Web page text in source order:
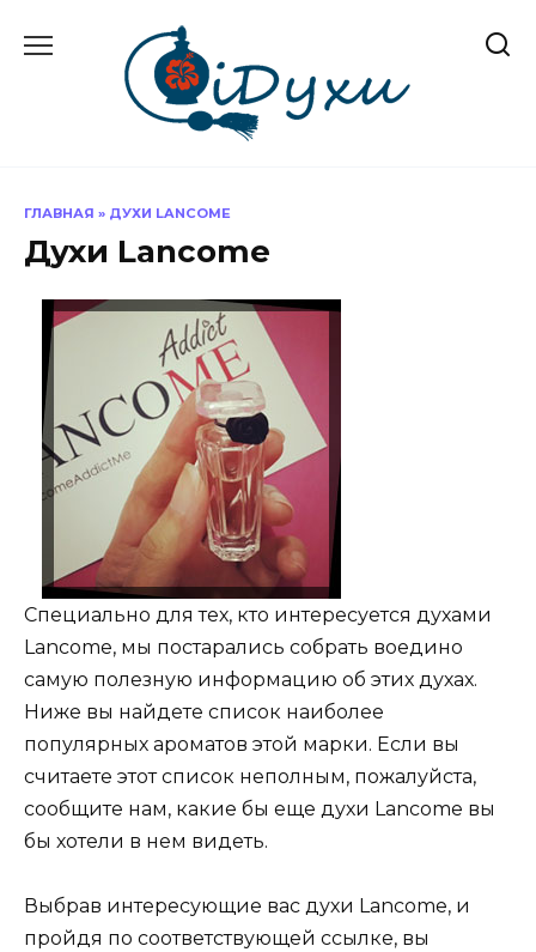
содержанию
ГЛАВНАЯ » ДУХИ LANCOME
Духи Lancome
Специально для тех, кто интересуется духами
Lancome, мы постарались собрать воедино
самую полезную информацию об этих духах.
Ниже вы найдете список наиболее
популярных ароматов этой марки. Если вы
считаете этот список неполным, пожалуйста,
сообщите нам, какие бы еще духи Lancome вы
бы хотели в нем видеть.
Выбрав интересующие вас духи Lancome, и
пройдя по соответствующей ссылке, вы